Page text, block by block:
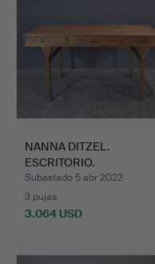
NANNA DITZEL.
ESCRITORIO.
Subastado 5 abr 2022
3 pujas
3.064 USD